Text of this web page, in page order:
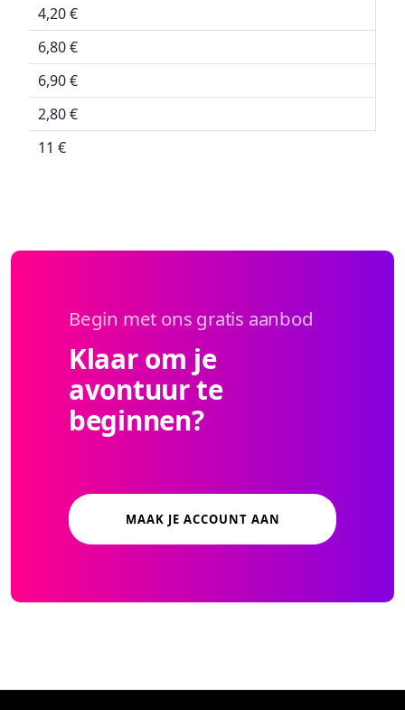
4,20 €
6,80 €
6,90 €
2,80 €
11 €
Begin met ons gratis aanbod
Klaar om je
avontuur te
beginnen?
MAAK JE ACCOUNT AAN